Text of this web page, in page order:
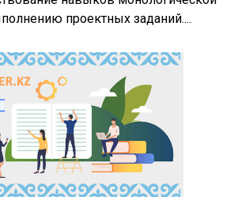
проектных заданий....